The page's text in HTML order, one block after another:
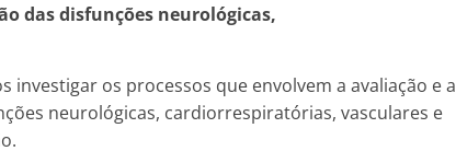
das disfunções neurológicas,
investigar os processos que envolvem a avaliação e a
neurológicas, cardiorrespiratórias, vasculares e